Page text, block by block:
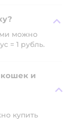
можно
= 1 рубль.
кошек и
купить